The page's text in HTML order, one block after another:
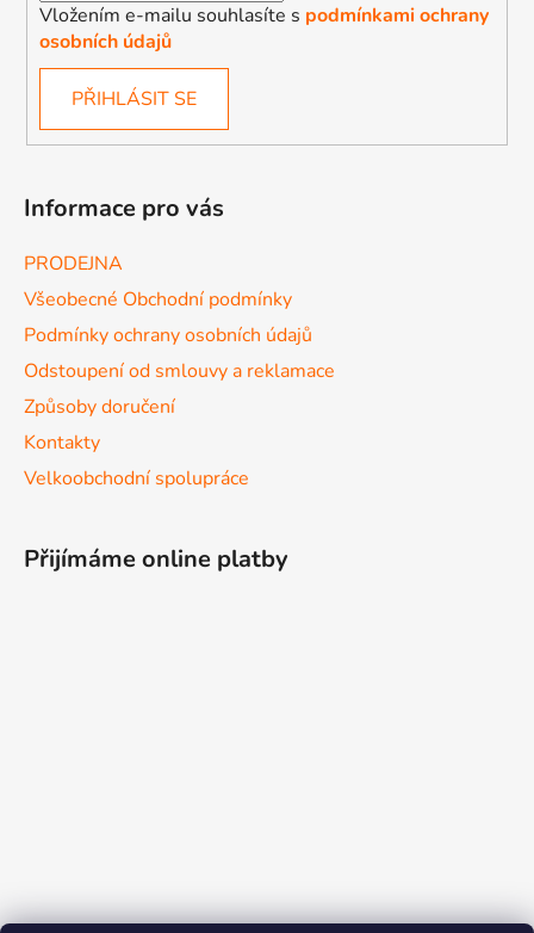
Vložením e-mailu souhlasíte s podmínkami ochrany
osobních údajů
PŘIHLÁSIT SE
Informace pro vás
PRODEJNA
Všeobecné Obchodní podmínky
Podmínky ochrany osobních údajů
Odstoupení od smlouvy a reklamace
Způsoby doručení
Kontakty
Velkoobchodní spolupráce
Přijímáme online platby